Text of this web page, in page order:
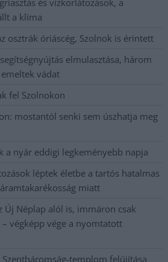
és vízkorlátozások, a
a klíma
osztrák óriáscég, Szolnok is érintett
elmulasztása, három
vádat
fel Szolnokon
mostantól senki sem úszhatja meg
a nyár eddigi legkeményebb napja
léptek életbe a tartós hatalmas
miatt
Új Néplap alól is, immáron csak
végképp vége a nyomtatott
templom felújítása